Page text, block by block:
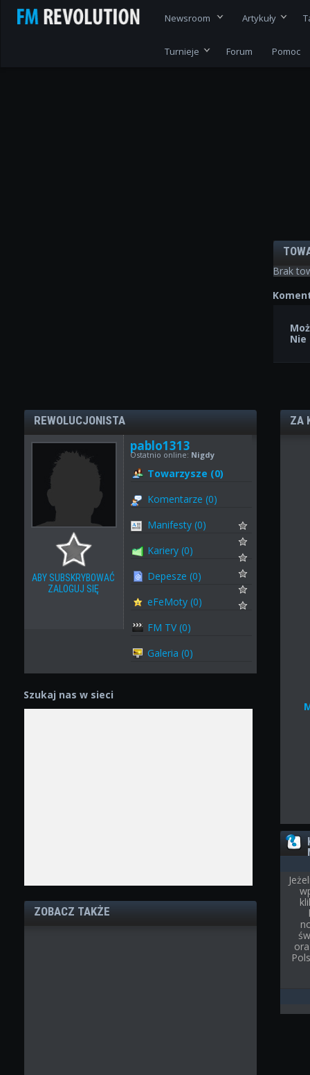
Newsroom Artykuły
Turnieje Forum Pomoc
Brak
REWOLUCJONISTA
ABY SUBSKRYBOWAĆ
ZALOGUJ SIĘ
pablo1313
Ostatnio online: Nigdy
Towarzysze (0)
Komentarze (0)
Manifesty (0)
Kariery (0)
Depesze (0)
eFeMoty (0)
FM TV (0)
Galeria (0)
Szukaj nas w sieci
ZOBACZ TAKŻE
ZA